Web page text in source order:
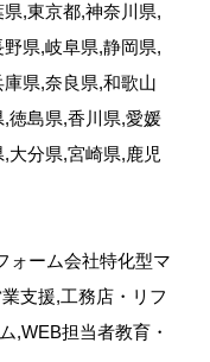
,東京都,神奈川県,
県,岐阜県,静岡県,
県,奈良県,和歌山
徳島県,香川県,愛媛
大分県,宮崎県,鹿児
ォーム会社特化型マ
支援,工務店・リフ
,WEB担当者教育・